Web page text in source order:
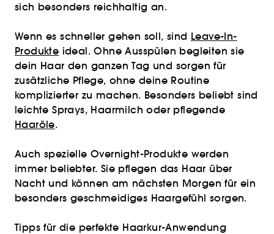
sich besonders reichhaltig an.
Wenn es schneller gehen soll, sind Leave-In-
Produkte ideal. Ohne Ausspülen begleiten sie
dein Haar den ganzen Tag und sorgen für
zusätzliche Pflege, ohne deine Routine
komplizierter zu machen. Besonders beliebt sind
leichte Sprays, Haarmilch oder pflegende
Haaröle.
Auch spezielle Overnight-Produkte werden
immer beliebter. Sie pflegen das Haar über
Nacht und können am nächsten Morgen für ein
besonders geschmeidiges Haargefühl sorgen.
Tipps für die perfekte Haarkur-Anwendung